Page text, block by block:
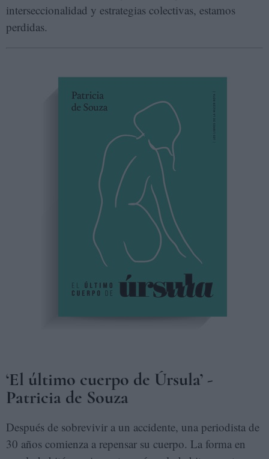
interseccionalidad y estrategias colectivas, estamos
perdidas.
‘El último cuerpo de Úrsula’ -
Patricia de Souza
Después de sobrevivir a un accidente, una periodista de
30 años comienza a repensar su cuerpo. La forma en